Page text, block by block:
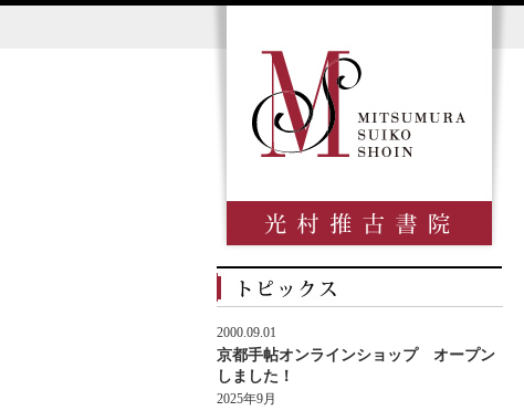
2000.09.01
京都手帖オンラインショップ オープン
しました！
2025年9月